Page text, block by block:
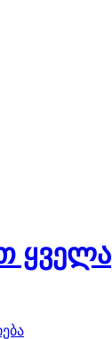
ყველა